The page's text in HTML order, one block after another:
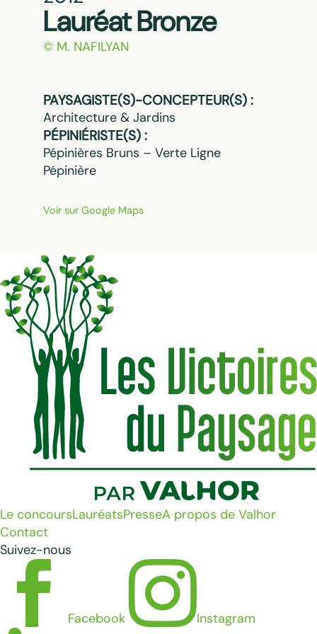
Lauréat Bronze
© M. NAFILYAN
PAYSAGISTE(S)-CONCEPTEUR(S) :
Architecture & Jardins
PÉPINIÉRISTE(S) :
Pépinières Bruns – Verte Ligne
Pépinière
Voir sur Google Maps
Le concoursLauréatsPresseA propos de Valhor
Contact
Suivez-nous
 Facebook Instagram